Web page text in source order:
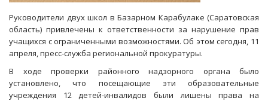
Руководители двух школ в Базарном Карабулаке (Саратовская
область) привлечены к ответственности за нарушение прав
учащихся с ограниченными возможностями. Об этом сегодня, 11
апреля, пресс-служба региональной прокуратуры.
В ходе проверки районного надзорного органа было
установлено, что посещающие эти образовательные
учреждения 12 детей-инвалидов были лишены права на